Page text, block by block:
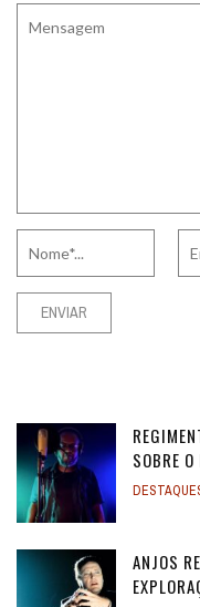
SOBRE
ANJOS